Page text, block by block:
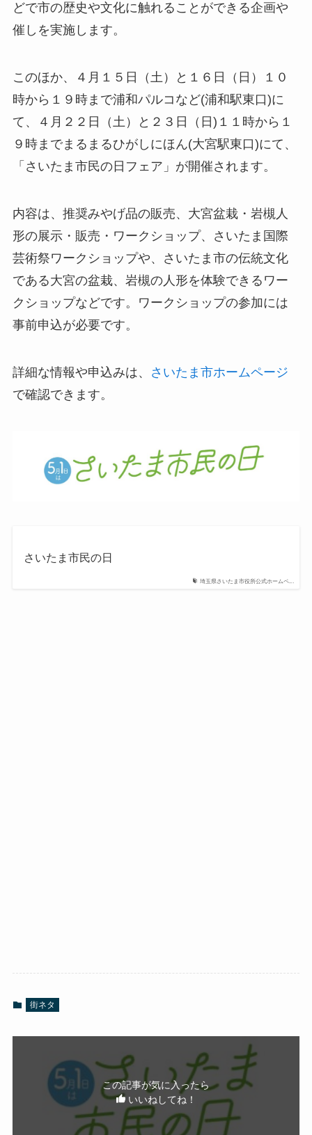
どで市の歴史や文化に触れることができる企画や
催しを実施します。
このほか、４月１５日（土）と１６日（日）１０
時から１９時まで浦和パルコなど(浦和駅東口)に
て、４月２２日（土）と２３日（日)１１時から１
９時までまるまるひがしにほん(大宮駅東口)にて、
「さいたま市民の日フェア」が開催されます。
内容は、推奨みやげ品の販売、大宮盆栽・岩槻人
形の展示・販売・ワークショップ、さいたま国際
芸術祭ワークショップや、さいたま市の伝統文化
である大宮の盆栽、岩槻の人形を体験できるワー
クショップなどです。ワークショップの参加には
事前申込が必要です。
詳細な情報や申込みは、
さいたま市ホームページ
で確認できます。
埼玉県さいたま市役所公式ホームペ...
さいたま市民の日
街ネタ
この記事が気に入ったら
いいねしてね！